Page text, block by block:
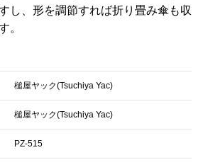
し、形を調節すれば折り畳み傘も収
。
槌屋ヤック(Tsuchiya Yac)
槌屋ヤック(Tsuchiya Yac)
PZ-515